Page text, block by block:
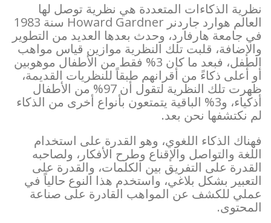
نظرية الذكاءات المتعددة هي نظرية توصل لها
العالم هوارد جاردنر Howard Gardner سنة 1983
في جامعة هارفارد، وحدث بعدها العديد من التطوير
والإضافة، قلبت تلك النظرية موازين قياس مواهب
الطفل، فبعد ما كان 3% فقط من الأطفال موهوبين
أو أعلى ذكاءً من أقرانهم طبقاً للنظريات القديمة،
ظهرت تلك النظرية لتقول أن 97% من الأطفال
أذكياء، و3% الباقية يتمتعون بأنواع أخرى من الذكاء
لم نكتشفها نحن بعد.
فهناك الذكاء اللغوي، وهو القدرة على استخدام
اللغة والتواصل والإقناع وطرح الأفكار، ولصاحبه
القدرة على التفريق بين الكلمات، والقدرة على
التعبير بشكل بلاغي، واستخدم هذا النوع حالياً في
عملي للكشف عن المواهب القادرة على صناعة
المحتوى.